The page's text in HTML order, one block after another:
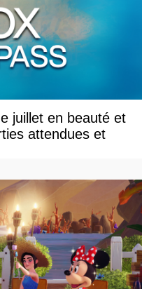
juillet en beauté et
attendues et